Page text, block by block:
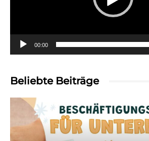
00:00
Beliebte Beiträge